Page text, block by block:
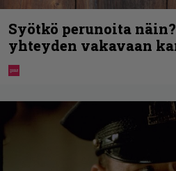
Syötkö perunoita
yhteyden vakavaan